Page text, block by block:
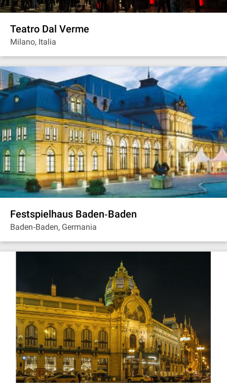
Teatro Dal Verme
Milano, Italia
Festspielhaus Baden‐Baden
Baden‐Baden, Germania